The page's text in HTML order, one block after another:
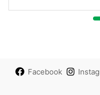
Facebook